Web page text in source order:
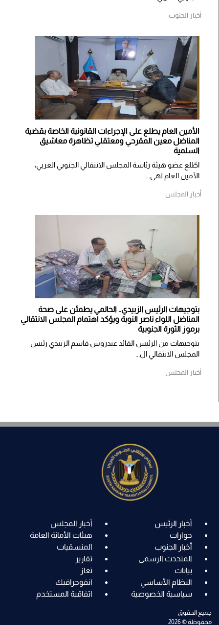
أخبار الجنوب
الأمين العام يطلع على الإجراءات القانونية الخاصة بقضية
المناضل معين المقرحي ومعتقلي تظاهرة معاشيق
السلمية
اطّلع عضو هيئة رئاسة المجلس الانتقالي الجنوبي العربي،
الأمين العام لهي...
أخبار المجلس
بتوجيهات الرئيس الزبيدي.. الحالمي يطمئن على صحة
المناضل اللواء ناصر النوبة ويؤكد اهتمام المجلس الانتقالي
برموز الثورة الجنوبية
بتوجيهات من الرئيس القائد عيدروس قاسم الزبيدي رئيس
المجلس الانتقالي ال...
أخبار المجلس
أخبار الرئيس
أخبار المجلس
حوارات
هيئات الأمانة العامة
أخبار الجنوب
المنسقيات
المتحدث الرسمي
تقارير
بيانات
تعاز
النظام الأساسي
انفوجرافيك
سياسية الخصوصية
اتفاقية المستخدم
جميع الحقوق
محفوظة © 2026